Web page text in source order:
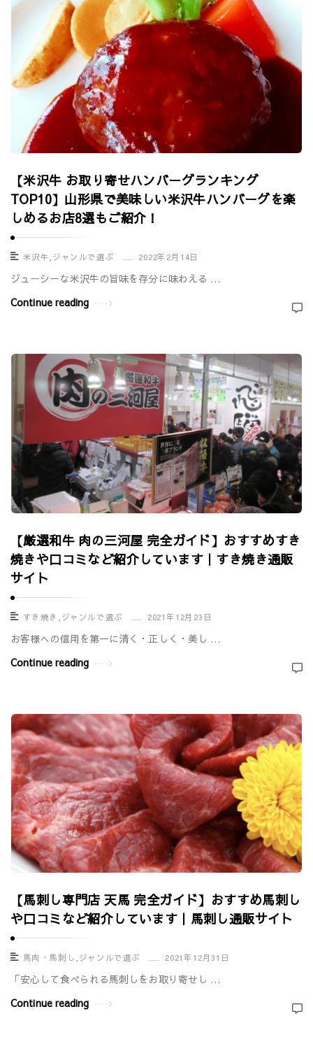
【米沢牛 お取り寄せハンバーグランキング
TOP10】山形県で美味しい米沢牛ハンバーグを楽
しめるお店8選もご紹介！
米沢牛 ジャンルで選ぶ 2022年2月14日
ジューシーな米沢牛の旨味を存分に味わえる …
Continue reading
【厳選和牛 肉の三河屋 完全ガイド】おすすめすき
焼きや口コミなど紹介しています｜すき焼き通販
サイト
すき焼き ジャンルで選ぶ 2021年12月23日
お客様への信用を第一に清く・正しく・美し …
Continue reading
【馬刺し専門店 天馬 完全ガイド】おすすめ馬刺し
や口コミなど紹介しています｜馬刺し通販サイト
馬肉・馬刺し ジャンルで選ぶ 2021年12月31日
「安心して食べられる馬刺しをお取り寄せし …
Continue reading